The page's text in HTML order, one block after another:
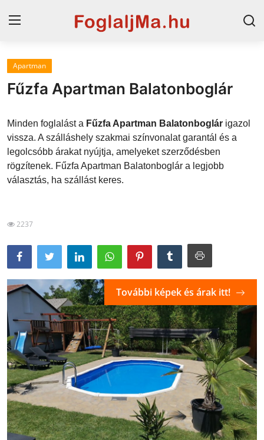
Horvát tengerpart
Magyarország
Horvátország
Szállások a Balatonon
Szállások Hajdúszoboszlón
Apartman
Fűzfa Apartman Balatonboglár
Minden foglalást a Fűzfa Apartman Balatonboglár igazol
vissza. A szálláshely szakmai színvonalat garantál és a
legolcsóbb árakat nyújtja, amelyeket szerződésben
rögzítenek. Fűzfa Apartman Balatonboglár a legjobb
választás, ha szállást keres.
2237
További képek és árak itt!